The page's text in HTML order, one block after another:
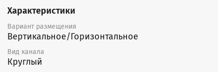
на выходе из воздухонагревателя достигает 60°С.
Реле второй ступени (с ручным возвратом в исходное
положение нажатием кнопки, расположенной на
корпусе воздухонагревателя) срабатывает, когда
температура воздуха на выходе из
воздухонагревателя достигает 90°С.
Характеристики
Вариант размещения
Вертикальное/Горизонтальное
Вид канала
Круглый